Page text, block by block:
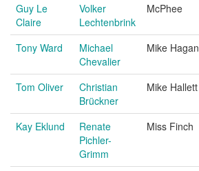
Guy Le
Claire
Volker
Lechtenbrink
McPhee
Tony Ward
Michael
Chevalier
Mike Hagan
Tom Oliver
Christian
Brückner
Mike Hallett
Kay Eklund
Renate
Pichler-
Grimm
Miss Finch